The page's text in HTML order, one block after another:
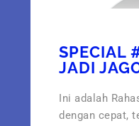
SPECIAL
JADI
Ini adalah
dengan cepat,